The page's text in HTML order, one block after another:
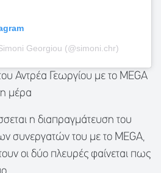
Georgiou (@simoni.chr)
Αντρέα Γεωργίου με το MEGA
μέρα
η διαπραγμάτευση του
συνεργατών του με το MEGA,
οι δύο πλευρές φαίνεται πως